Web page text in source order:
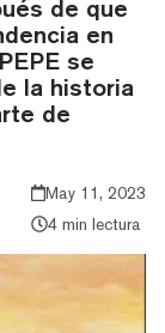
de que
en
se
la historia
de
May 11, 2023
4 min lectura